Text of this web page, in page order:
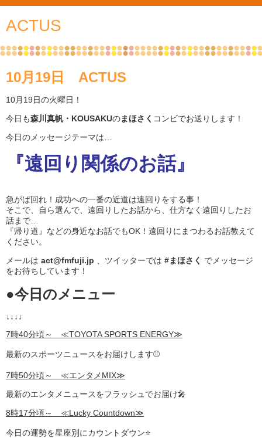
ACTUS
10月19日 ACTUS
10月19日の火曜日！
今日も森川真帆・KOUSAKUのまほさく コンビでお送りします！
今日のメッセージテーマは…
『遠回り関係のお話』
急がば回れ！成功への一番の近道は遠回りをする事！
そこで、自ら選んで、遠回りしたお話から、仕方なく遠回りしたお
話まで…
『帰り道』などの身近なお話でもOK！遠回りにまつわるお話教えて
ください。
メールは act@fmfuji.jp 、ツイッターでは #まほさく でメッセージ
をお待ちしています！
●今日のメニュー
↓↓↓↓
7時40分頃～ ≪TOYOTA SPORTS ENERGY≫
最新のスポーツニュースをお届けします⚾
7時50分頃～ ≪エンタメMIX≫
最新のエンタメニュースをフラッシュでお届け🎤
8時17分頃～ ≪Lucky Countdown≫
今日の運勢を星座別にカウントダウン⭐